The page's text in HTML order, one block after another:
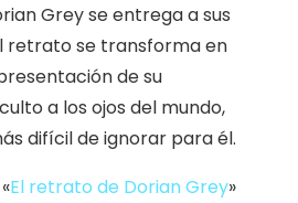
Grey se entrega a sus
retrato se transforma en
de su
a los ojos del mundo,
difícil de ignorar para él.
El retrato de Dorian Grey»